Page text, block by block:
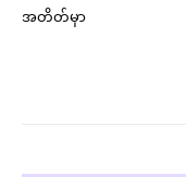
အတိတ်မှာ